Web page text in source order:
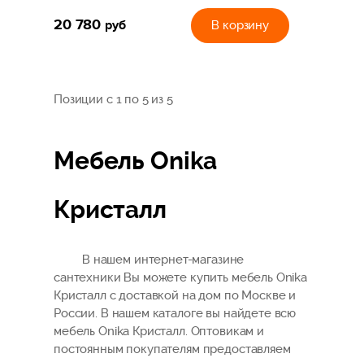
20 780 руб В корзину
Позиции с 1 по 5 из 5
Мебель Onika
Кристалл
В нашем интернет-магазине
сантехники Вы можете купить мебель Onika
Кристалл с доставкой на дом по Москве и
России. В нашем каталоге вы найдете всю
мебель Onika Кристалл. Оптовикам и
постоянным покупателям предоставляем